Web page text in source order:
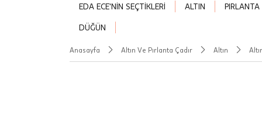
EDA ECE'NİN SEÇTİKLERİ ALTIN PIRLANTA
DÜĞÜN
Anasayfa Altın Ve Pırlanta Çadır Altın